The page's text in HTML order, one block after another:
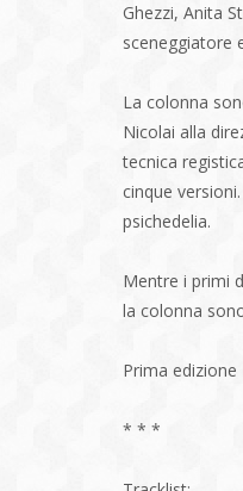
Ghezzi, Anita
sceneggiatore
La colonna
Nicolai alla
tecnica
cinque
psichedelia.
Mentre i primi
la colonna
Prima
* * *